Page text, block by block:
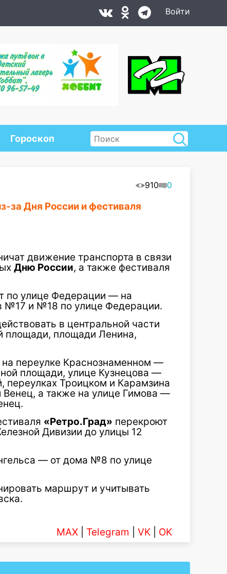
Войти
Гороскоп
910 0
за Дня России и фестиваля
движение транспорта в связи
Дню России, а также фестиваля
по улице Федерации — на
№17 и №18 по улице Федерации.
в центральной части
площади, площади Ленина,
переулке Краснознаменном —
площади, улице Кузнецова —
Троицком и Карамзина
а также на улице Гимова —
«Ретро.Град» перекроют
Дивизии до улицы 12
— от дома №8 по улице
маршрут и учитывать
MAX Telegram VK OK